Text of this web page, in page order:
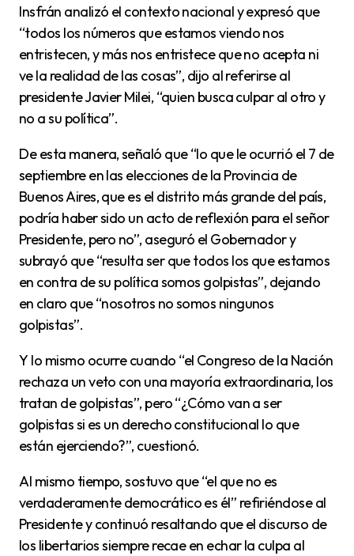
Insfrán analizó el contexto nacional y expresó que
“todos los números que estamos viendo nos
entristecen, y más nos entristece que no acepta ni
ve la realidad de las cosas”, dijo al referirse al
presidente Javier Milei, “quien busca culpar al otro y
no a su política”.
De esta manera, señaló que “lo que le ocurrió el 7 de
septiembre en las elecciones de la Provincia de
Buenos Aires, que es el distrito más grande del país,
podría haber sido un acto de reflexión para el señor
Presidente, pero no”, aseguró el Gobernador y
subrayó que “resulta ser que todos los que estamos
en contra de su política somos golpistas”, dejando
en claro que “nosotros no somos ningunos
golpistas”.
Y lo mismo ocurre cuando “el Congreso de la Nación
rechaza un veto con una mayoría extraordinaria, los
tratan de golpistas”, pero “¿Cómo van a ser
golpistas si es un derecho constitucional lo que
están ejerciendo?”, cuestionó.
Al mismo tiempo, sostuvo que “el que no es
verdaderamente democrático es él” refiriéndose al
Presidente y continuó resaltando que el discurso de
los libertarios siempre recae en echar la culpa al